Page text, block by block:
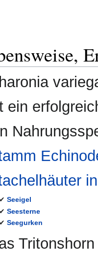
ein
✔ Seeigel
✔ Seesterne
✔ Seegurken